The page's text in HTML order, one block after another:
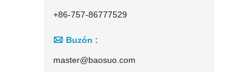
+86-757-86777529
 Buzón :
master@baosuo.com